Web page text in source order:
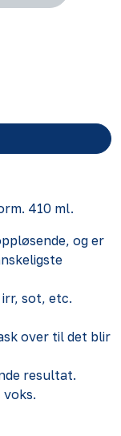
410 ml.
og er
sot, etc.
over til det blir
resultat.
voks.